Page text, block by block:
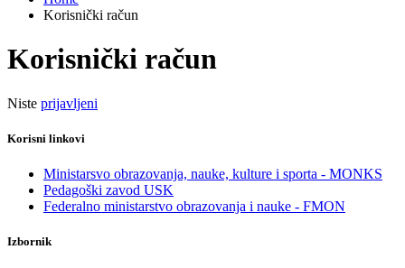
Korisnički račun
Korisnički račun
Niste prijavljeni
Korisni linkovi
Ministarsvo obrazovanja, nauke, kulture i sporta - MONKS
Pedagoški zavod USK
Federalno ministarstvo obrazovanja i nauke - FMON
Izbornik